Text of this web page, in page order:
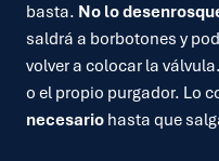
basta. No lo
saldrá a borbotones y
volver a colocar la
o el propio purgador. Lo
necesario hasta que